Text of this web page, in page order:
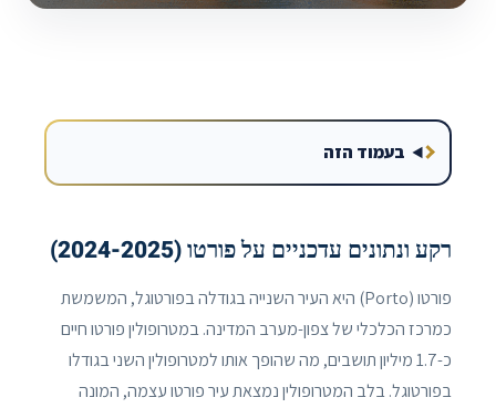
בעמוד הזה
רקע ונתונים עדכניים על פורטו (2024-2025)
פורטו (Porto) היא העיר השנייה בגודלה בפורטוגל, המשמשת
כמרכז הכלכלי של צפון-מערב המדינה. במטרופולין פורטו חיים
כ-1.7 מיליון תושבים, מה שהופך אותו למטרופולין השני בגודלו
בפורטוגל. בלב המטרופולין נמצאת עיר פורטו עצמה, המונה